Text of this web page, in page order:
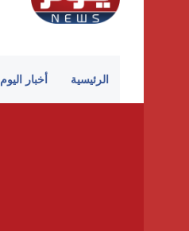
الرئيسية أخبار اليوم